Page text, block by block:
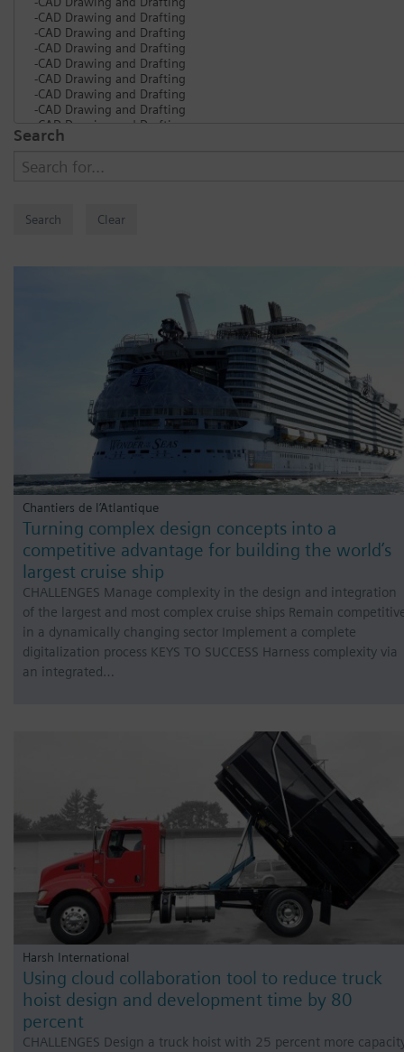
Search
Chantiers de l’Atlantique
Turning complex design concepts into a
competitive advantage for building the world’s
largest cruise ship
CHALLENGES Manage complexity in the design and integration
of the largest and most complex cruise ships Remain
in a dynamically changing sector Implement a complete
digitalization process KEYS TO SUCCESS Harness complexity via
an integrated…
Harsh International
Using cloud collaboration tool to reduce truck
hoist design and development time by 80
percent
CHALLENGES Design a truck hoist with 25 percent more